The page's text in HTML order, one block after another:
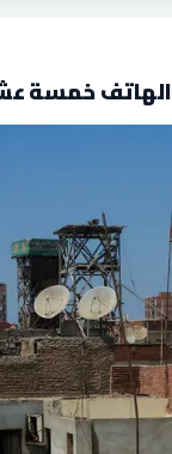
خمسة